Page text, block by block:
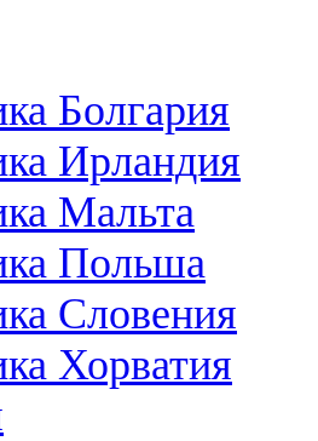
Болгария
Ирландия
Мальта
Польша
Словения
Хорватия